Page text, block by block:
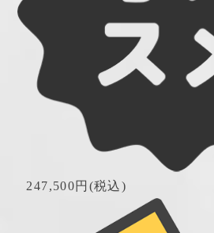
247,500円(税込)